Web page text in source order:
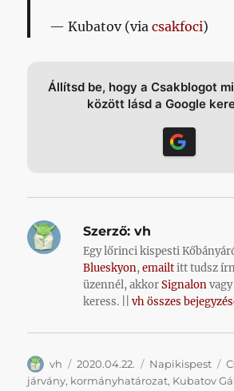
Kubatov (viacsakfoci)
Állítsd be, hogy a Csakblogot
között lásd a Google
Szerző: vh
Egy lőrinci kispesti
Blueskyon,emailtitt tudsz
üzennél, akkorSignalon
keress. ||vh összes
Szerző
vh Közzétéve
2020.04.22. Kategória
Napikispest
járvány, kormányhatározat, Kubatov